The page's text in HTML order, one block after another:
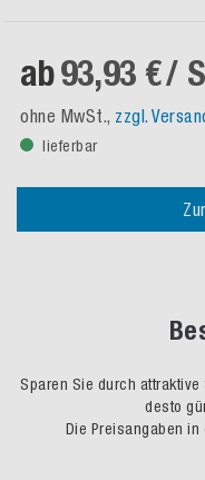
ab93,93 €/
ohne MwSt., zzgl.
lieferbar
Sparen Sie durch
desto
Die Preisangaben